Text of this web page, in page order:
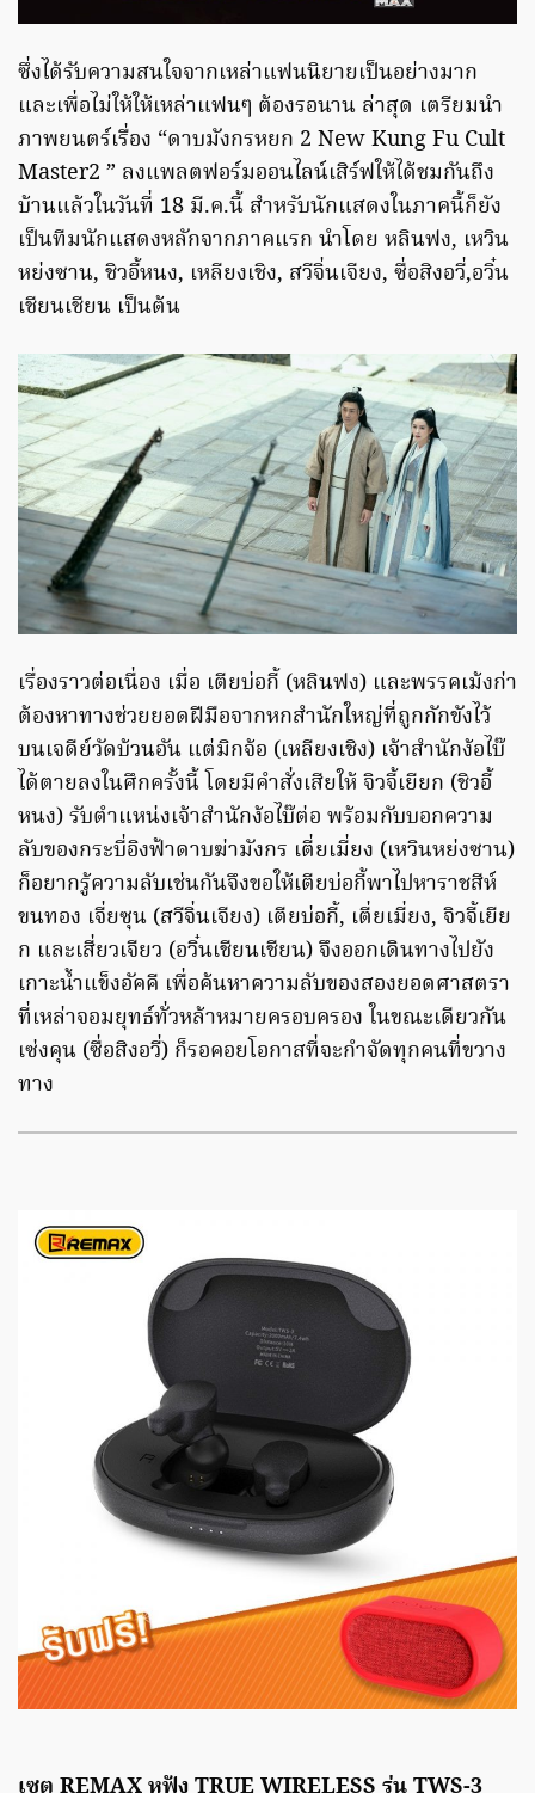
ซึ่งได้รับความสนใจจากเหล่าแฟนนิยายเป็นอย่างมาก
และเพื่อไม่ให้ให้เหล่าแฟนๆ ต้องรอนาน ล่าสุด เตรียมนำ
ภาพยนตร์เรื่อง “ดาบมังกรหยก 2 New Kung Fu Cult
Master2 ” ลงแพลตฟอร์มออนไลน์เสิร์ฟให้ได้ชมกันถึง
บ้านแล้วในวันที่ 18 มี.ค.นี้ สำหรับนักแสดงในภาคนี้ก็ยัง
เป็นทีมนักแสดงหลักจากภาคแรก นำโดย หลินฟง, เหวิน
หย่งซาน, ชิวอี้หนง, เหลียงเชิง, สวีจิ่นเจียง, ซื่อสิงอวี่,อวิ๋น
เชียนเชียน เป็นต้น
เรื่องราวต่อเนื่อง เมื่อ เตียบ่อกี้ (หลินฟง) และพรรคเม้งก่า
ต้องหาทางช่วยยอดฝีมือจากหกสำนักใหญ่ที่ถูกกักขังไว้
บนเจดีย์วัดบ้วนอัน แต่มิกจ้อ (เหลียงเชิง) เจ้าสำนักง้อไบ๊
ได้ตายลงในศึกครั้งนี้ โดยมีคำสั่งเสียให้ จิวจี้เยียก (ชิวอี้
หนง) รับตำแหน่งเจ้าสำนักง้อไบ๊ต่อ พร้อมกับบอกความ
ลับของกระบี่อิงฟ้าดาบฆ่ามังกร เตี่ยเมี่ยง (เหวินหย่งซาน)
ก็อยากรู้ความลับเช่นกันจึงขอให้เตียบ่อกี้พาไปหาราชสีห์
ขนทอง เจี่ยซุน (สวีจิ่นเจียง) เตียบ่อกี้, เตี่ยเมี่ยง, จิวจี้เยีย
ก และเสี่ยวเจียว (อวิ๋นเชียนเชียน) จึงออกเดินทางไปยัง
เกาะน้ำแข็งอัคคี เพื่อค้นหาความลับของสองยอดศาสตรา
ที่เหล่าจอมยุทธ์ทั่วหล้าหมายครอบครอง ในขณะเดียวกัน
เซ่งคุน (ซื่อสิงอวี่) ก็รอคอยโอกาสที่จะกำจัดทุกคนที่ขวาง
ทาง